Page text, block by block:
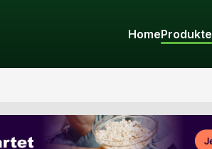
HomeProdukte